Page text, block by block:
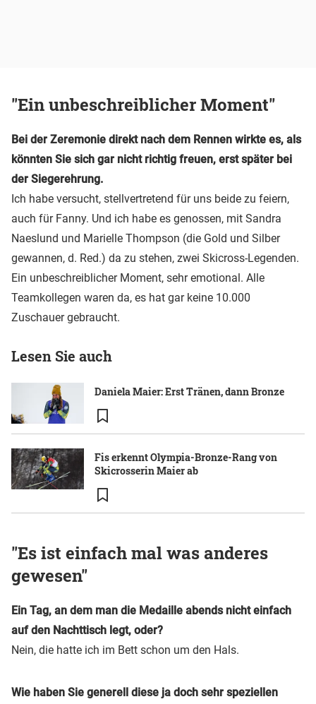
"Ein unbeschreiblicher Moment"
Bei der Zeremonie direkt nach dem Rennen wirkte es, als
könnten Sie sich gar nicht richtig freuen, erst später bei
der Siegerehrung.
Ich habe versucht, stellvertretend für uns beide zu feiern,
auch für Fanny. Und ich habe es genossen, mit Sandra
Naeslund und Marielle Thompson (die Gold und Silber
gewannen, d. Red.) da zu stehen, zwei Skicross-Legenden.
Ein unbeschreiblicher Moment, sehr emotional. Alle
Teamkollegen waren da, es hat gar keine 10.000
Zuschauer gebraucht.
Lesen Sie auch
Daniela Maier: Erst Tränen, dann Bronze
Fis erkennt Olympia-Bronze-Rang von
Skicrosserin Maier ab
"Es ist einfach mal was anderes
gewesen"
Ein Tag, an dem man die Medaille abends nicht einfach
auf den Nachttisch legt, oder?
Nein, die hatte ich im Bett schon um den Hals.
Wie haben Sie generell diese ja doch sehr speziellen